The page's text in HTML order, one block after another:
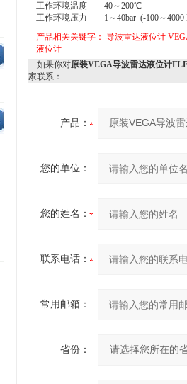
工作环境温度 －40～200℃
工作环境压力 －1～40bar (-100～4000
产品相关关键字： 导波雷达液位计
液位计
如果你对原装VEGA导波雷达液位计
家联系：
产品：
您的单位：
您的姓名：
联系电话：
常用邮箱：
省份：